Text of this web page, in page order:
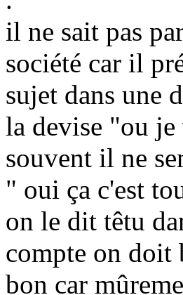
il ne sait pas
société car il
sujet dans une
la devise "ou
souvent il ne
" oui ça c'est
on le dit têtu
compte on doit
bon car